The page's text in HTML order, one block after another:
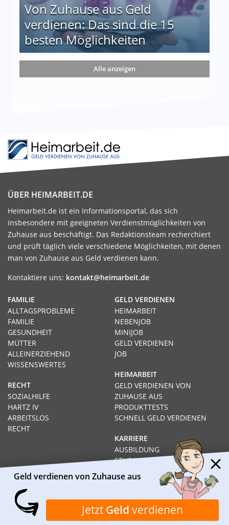
Von Zuhause aus Geld
verdienen: Das sind die 15
besten Möglichkeiten
die 15 besten Möglichkeiten
Alle anzeigen
ÜBER HEIMARBEIT.DE
Heimarbeit.de ist ein Informationsportal, das sich
insbesondere mit geeigneten Verdienstmöglichkeiten von
Zuhause aus beschäftigt. Das Redaktionsteam recherchiert
und prüft täglich viele verschiedene Möglichkeiten, mit denen
man von Zuhause aus Geld verdienen kann.
Kontaktiere uns: kontakt@heimarbeit.de
GELD VERDIENEN
HEIMARBEIT
NEBENJOB
MINIJOB
GELD VERDIENEN
JOB
HEIMARBEIT
GELD VERDIENEN VON
ZUHAUSE AUS
PRODUKTTESTS
SCHNELL GELD VERDIENEN
KARRIERE
AUSBILDUNG
STUDIUM
FERNSTUDIUM
GEHÄLTER
FAMILIE
ALLTAGSPROBLEME
FAMILIE
GESUNDHEIT
MÜTTER
ALLEINERZIEHEND
WISSENSWERTES
RECHT
SOZIALHILFE
HARTZ IV
ARBEITSLOS
RECHT
Impressum Datenschutz Kontakt
Über Heimarbeit.de
© 2026I❶I Heimarbeit.de
Geld verdienen von Zuhause aus
Jetzt Geld verdienen